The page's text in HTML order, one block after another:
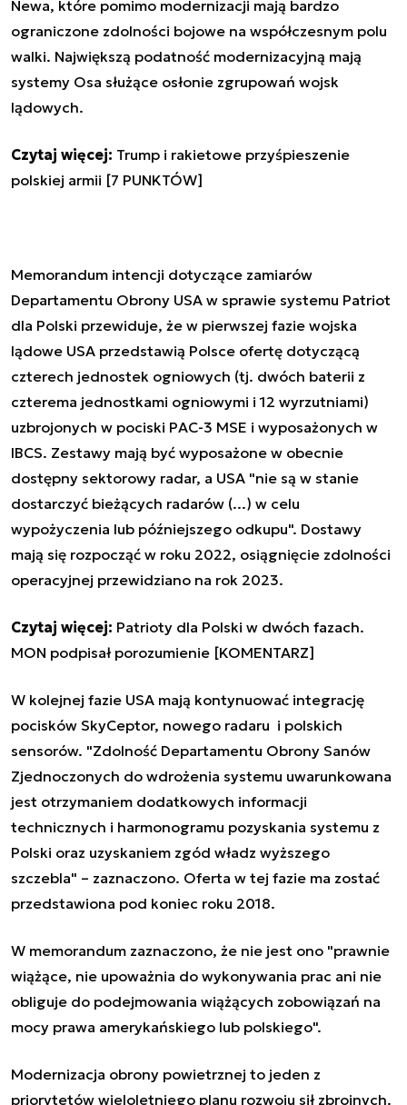
Newa, które pomimo modernizacji mają bardzo
ograniczone zdolności bojowe na współczesnym polu
walki. Największą podatność modernizacyjną mają
systemy Osa służące osłonie zgrupowań wojsk
lądowych.
Czytaj więcej: Trump i rakietowe przyśpieszenie
polskiej armii [7 PUNKTÓW]
Memorandum intencji dotyczące zamiarów
Departamentu Obrony USA w sprawie systemu Patriot
dla Polski przewiduje, że w pierwszej fazie wojska
lądowe USA przedstawią Polsce ofertę dotyczącą
czterech jednostek ogniowych (tj. dwóch baterii z
czterema jednostkami ogniowymi i 12 wyrzutniami)
uzbrojonych w pociski PAC-3 MSE i wyposażonych w
IBCS. Zestawy mają być wyposażone w obecnie
dostępny sektorowy radar, a USA "nie są w stanie
dostarczyć bieżących radarów (...) w celu
wypożyczenia lub późniejszego odkupu". Dostawy
mają się rozpocząć w roku 2022, osiągnięcie zdolności
operacyjnej przewidziano na rok 2023.
Czytaj więcej: Patrioty dla Polski w dwóch fazach.
MON podpisał porozumienie [KOMENTARZ]
W kolejnej fazie USA mają kontynuować integrację
pocisków SkyCeptor, nowego radaru i polskich
sensorów. "Zdolność Departamentu Obrony Sanów
Zjednoczonych do wdrożenia systemu uwarunkowana
jest otrzymaniem dodatkowych informacji
technicznych i harmonogramu pozyskania systemu z
Polski oraz uzyskaniem zgód władz wyższego
szczebla" – zaznaczono. Oferta w tej fazie ma zostać
przedstawiona pod koniec roku 2018.
W memorandum zaznaczono, że nie jest ono "prawnie
wiążące, nie upoważnia do wykonywania prac ani nie
obliguje do podejmowania wiążących zobowiązań na
mocy prawa amerykańskiego lub polskiego".
Modernizacja obrony powietrznej to jeden z
priorytetów wieloletniego planu rozwoju sił zbrojnych.